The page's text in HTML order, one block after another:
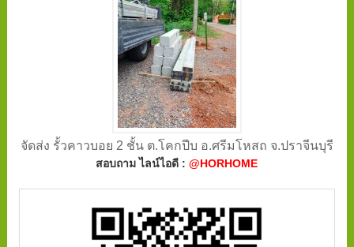
จัดส่ง รั้วคาวบอย 2 ชั้น ต.โคกปีบ อ.ศรีมโหสถ จ.ปราจีนบุรี
สอบถาม ไลน์ไอดี :@HORHOME